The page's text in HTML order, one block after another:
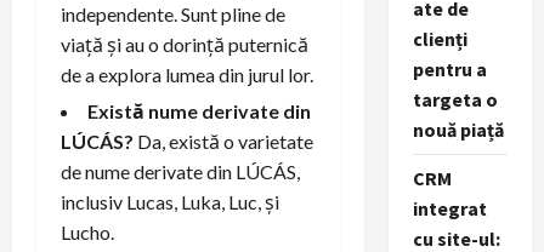
independente. Sunt pline de
viață și au o dorință puternică
de a explora lumea din jurul lor.
Există nume derivate din
LÚCÁS? Da, există o varietate
de nume derivate din LÚCÁS,
inclusiv Lucas, Luka, Luc, și
Lucho.
ate de
clienți
pentru a
targeta o
nouă piață
CRM
integrat
cu site-ul: